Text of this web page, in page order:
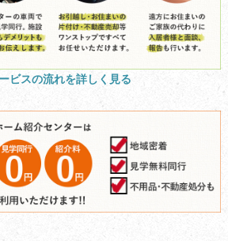
ビスの流れを詳しく見る